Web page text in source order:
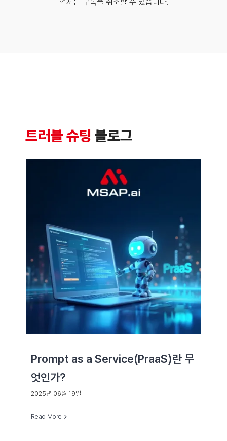
트러블 슈팅 블로그
Prompt as a Service(PraaS)란 무
엇인가?
2025년 06월 19일
Read More